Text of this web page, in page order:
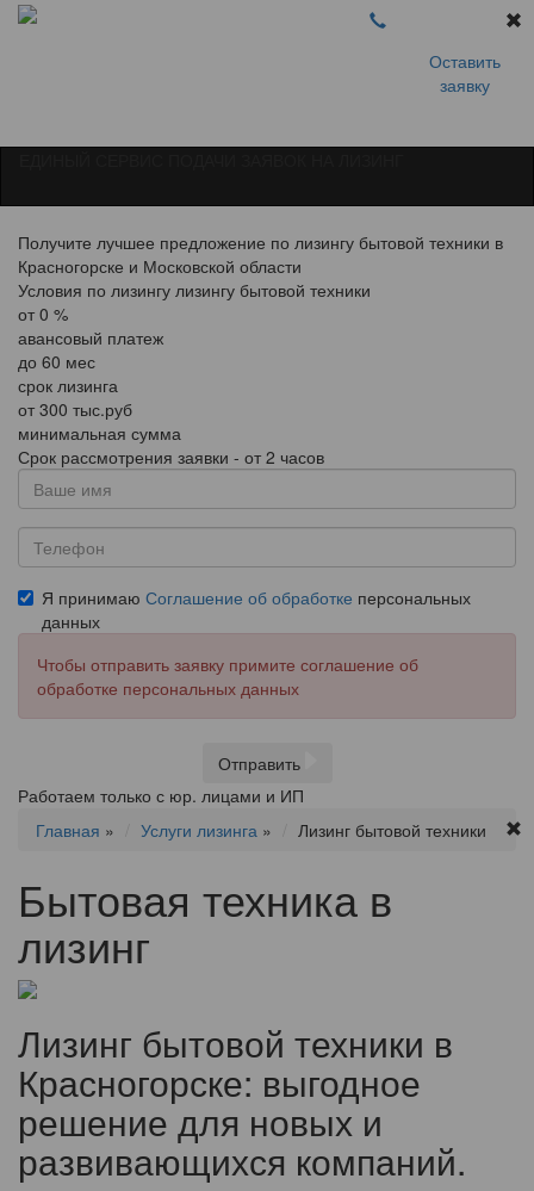
Оставить
заявку
Получите лучшее предложение по лизингу бытовой техники в
Красногорске и Московской области
Условия по лизингу лизингу бытовой техники
от 0 %
авансовый платеж
до 60 мес
срок лизинга
от 300 тыс.руб
минимальная сумма
Срок рассмотрения заявки - от 2 часов
Я принимаю Соглашение об обработке персональных
данных
Чтобы отправить заявку примите соглашение об
обработке персональных данных
Отправить
Работаем только с юр. лицами и ИП
Главная » Услуги лизинга » Лизинг бытовой техники
Бытовая техника в
лизинг
Лизинг бытовой техники в
Красногорске: выгодное
решение для новых и
развивающихся компаний.